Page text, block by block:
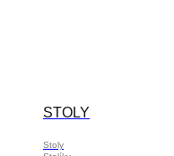
STOLY
Stoly